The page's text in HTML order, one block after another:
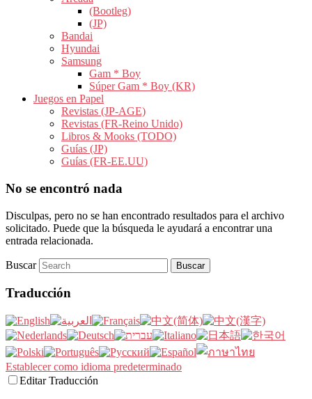
(Bootleg)
(JP)
Bandai
Hyundai
Samsung
Gam * Boy
Súper Gam * Boy (KR)
Juegos en Papel
Revistas (JP-AGE)
Revistas (FR-Reino Unido)
Libros & Mooks (TODO)
Guías (JP)
Guías (FR-EE.UU)
No se encontró nada
Disculpas, pero no se han encontrado resultados para el archivo
solicitado. Puede que la búsqueda le ayudará a encontrar una
entrada relacionada.
Buscar
Traducción
Establecer como idioma predeterminado
Editar Traducción